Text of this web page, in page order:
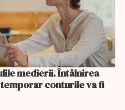
medierii. Întâlnirea
conturile va fi